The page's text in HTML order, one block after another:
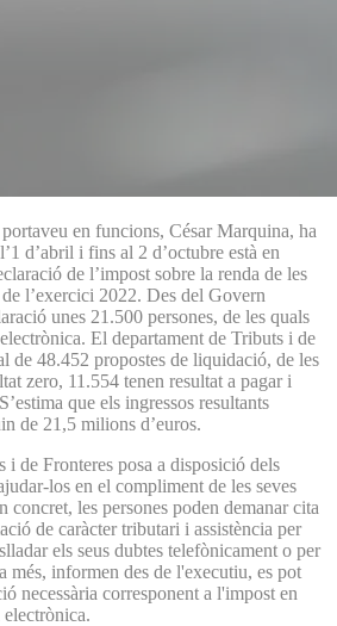
en funcions, César Marquina, ha
d’abril i fins al 2 d’octubre està en
de l’impost sobre la renda de les
l’exercici 2022. Des del Govern
unes 21.500 persones, de les quals
El departament de Tributs i de
de 48.452 propostes de liquidació, de les
zero, 11.554 tenen resultat a pagar i
que els ingressos resultants
de 21,5 milions d’euros.
i de Fronteres posa a disposició dels
los en el compliment de les seves
concret, les persones poden demanar cita
de caràcter tributari i assistència per
els seus dubtes telefònicament o per
més, informen des de l'executiu, es pot
necessària corresponent a l'impost en